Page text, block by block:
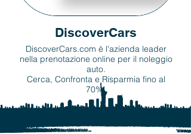
DiscoverCars
DiscoverCars.com è l'azienda leader
nella prenotazione online per il noleggio
auto.
Cerca, Confronta e Risparmia fino al
70%!